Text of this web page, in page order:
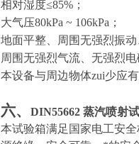
相对湿度≤85%；
大气压80kPa ~ 106kPa；
地面平整、周围无强烈振
周围无强烈气流、无强烈
本设备与周边物体zui少应
六、 DIN55662 蒸汽喷射
本试验箱满足国家电工安